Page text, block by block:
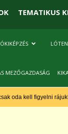
TEMATIKUS
MEZŐGAZDASÁG
oda kell figyelni